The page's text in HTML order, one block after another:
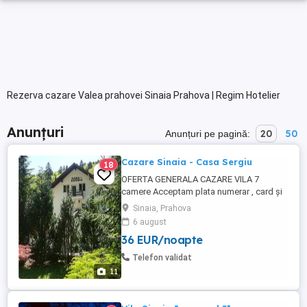
Rezerva cazare Valea prahovei Sinaia Prahova | Regim Hotelier
Anunțuri Anunțuri pe pagină: 20 50
11
18 Cazare Sinaia - Casa Sergiu
OFERTA GENERALA CAZARE VILA 7
camere Acceptam plata numerar , card și
card de vacanță. Vila cu parter si doua
etaje, este compusa din: - 6 camere cu pat
dublu matrimonia și 1 camera cu 2 paturi
matrimoniale, pentru 4 persoane. televizor
in fiecare camera, Wi-FI, după cum
Sinaia, Prahova
6 august
36 EUR/noapte
Telefon validat